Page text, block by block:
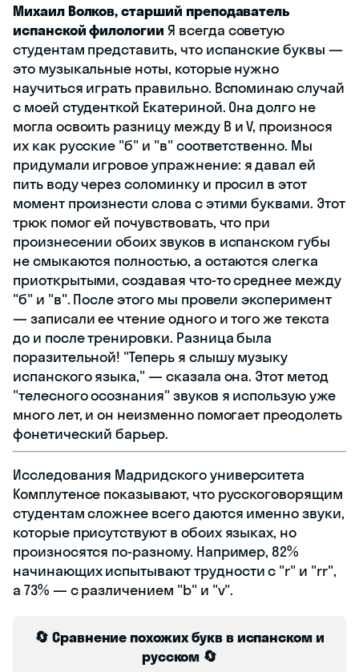
Михаил Волков, старший преподаватель
испанской филологии Я всегда советую
студентам представить, что испанские буквы —
это музыкальные ноты, которые нужно
научиться играть правильно. Вспоминаю случай
с моей студенткой Екатериной. Она долго не
могла освоить разницу между B и V, произнося
их как русские "б" и "в" соответственно. Мы
придумали игровое упражнение: я давал ей
пить воду через соломинку и просил в этот
момент произнести слова с этими буквами. Этот
трюк помог ей почувствовать, что при
произнесении обоих звуков в испанском губы
не смыкаются полностью, а остаются слегка
приоткрытыми, создавая что-то среднее между
"б" и "в". После этого мы провели эксперимент
— записали ее чтение одного и того же текста
до и после тренировки. Разница была
поразительной! "Теперь я слышу музыку
испанского языка," — сказала она. Этот метод
"телесного осознания" звуков я использую уже
много лет, и он неизменно помогает преодолеть
фонетический барьер.
Исследования Мадридского университета
Комплутенсе показывают, что русскоговорящим
студентам сложнее всего даются именно звуки,
которые присутствуют в обоих языках, но
произносятся по-разному. Например, 82%
начинающих испытывают трудности с "r" и "rr",
а 73% — с различением "b" и "v".
🔄 Сравнение похожих букв в испанском и
русском 🔄